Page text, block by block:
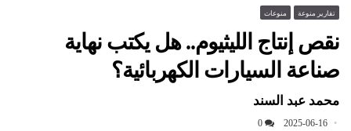
تقارير منوعة منوعات
نقص إنتاج الليثيوم.. هل يكتب نهاية
صناعة السيارات الكهربائية؟
محمد عبد السند
2025-06-16
0